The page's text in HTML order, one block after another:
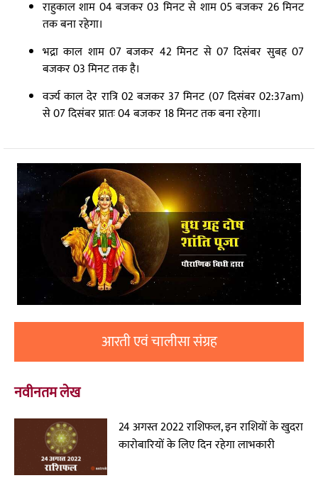
राहुकाल शाम 04 बजकर 03 मिनट से शाम 05 बजकर 26 मिनट
तक बना रहेगा।
भद्रा काल शाम 07 बजकर 42 मिनट से 07 दिसंबर सुबह 07
बजकर 03 मिनट तक है।
वर्ज्य काल देर रात्रि 02 बजकर 37 मिनट (07 दिसंबर 02:37am)
से 07 दिसंबर प्रातः 04 बजकर 18 मिनट तक बना रहेगा।
आरती एवं चालीसा संग्रह
नवीनतम लेख
24 अगस्त 2022 राशिफल, इन राशियों के खुदरा
कारोबारियों के लिए दिन रहेगा लाभकारी